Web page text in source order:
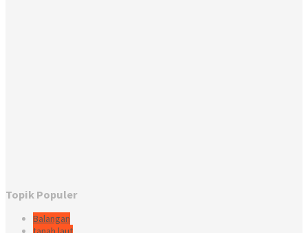
Topik Populer
Balangan